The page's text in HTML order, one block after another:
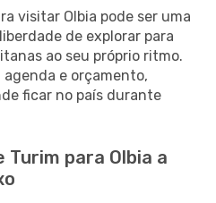
visitar Olbia pode ser uma
de explorar para
ao seu próprio ritmo.
e orçamento,
ficar no país durante
Turim para Olbia a